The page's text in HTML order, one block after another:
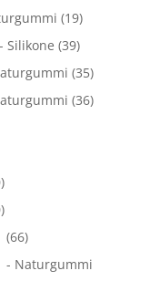
(19)
Silikone (39)
(35)
(36)
(66)
- Naturgummi